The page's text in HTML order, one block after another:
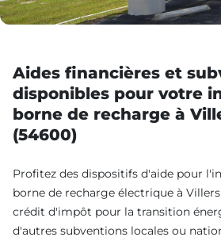
Aides financières et
disponibles pour votre
borne de recharge à
(54600)
Profitez des dispositifs d'aide pour
borne de recharge électrique à
crédit d'impôt pour la transition
d'autres subventions locales ou